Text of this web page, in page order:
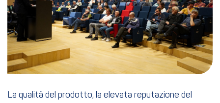
La qualità del prodotto, la elevata reputazione del